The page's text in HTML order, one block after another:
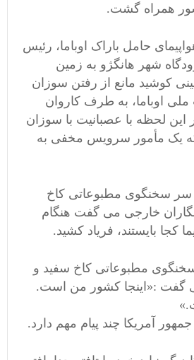
همراه گشت.
حامل باراک اوباما، رئیس
شهر هانگژو به زمین
کوشید مانع از رفتن سوزان
اوباما، به طرف کاروان
لحظه با عصبانیت با سوزان
یک مأمور سرویس مخفی به
سر سخنگوی مطبوعاتی کاخ
خارجی می گفت هنگام
کجا بایستند، فریاد کشید.
مطبوعاتی کاخ سفید و
گفت :«اینجا کشور من است.
آمریکا چند پیام مهم دارد.